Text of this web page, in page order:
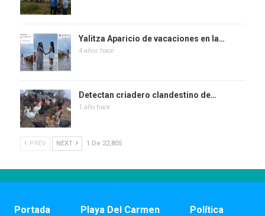
Yalitza Aparicio de vacaciones en la…
4 años hace
Detectan criadero clandestino de…
1 año hace
PREV NEXT 1 De 22,805
Portada Playa Del Carmen Política